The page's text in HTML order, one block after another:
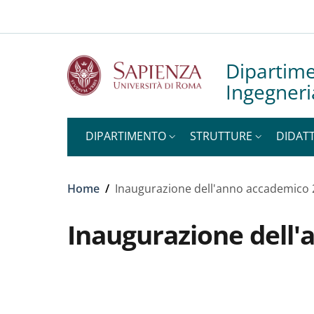
DIPARTIMENTO STRUTTURE
Briciole di pane
Home / Inaugurazione dell'anno accademico
Inaugurazione